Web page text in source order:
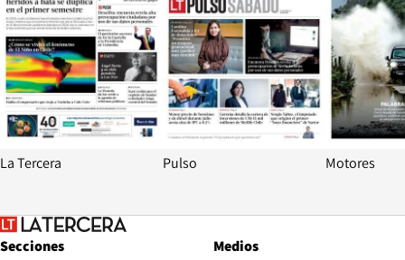
La Tercera Pulso Motores
Secciones
Medios